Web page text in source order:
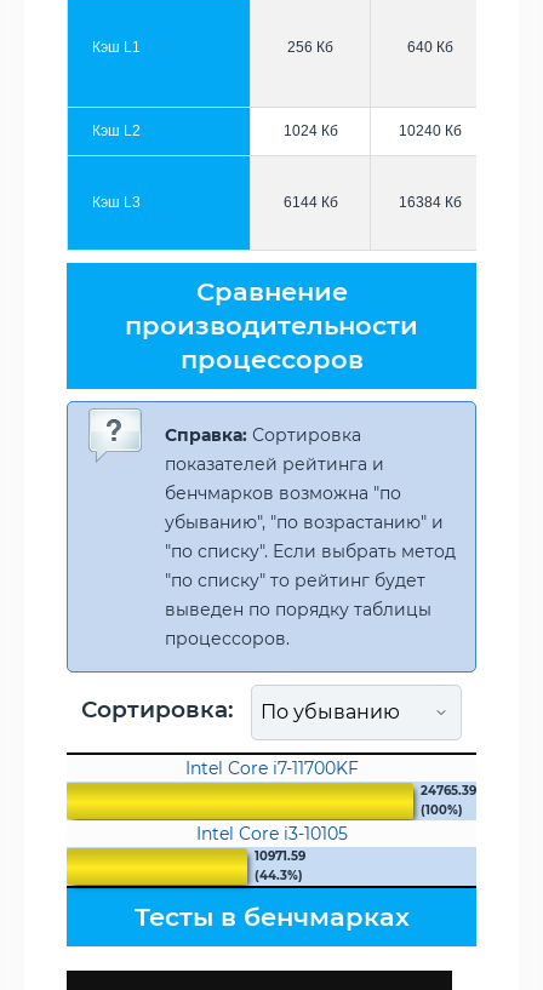
Кэш L1 256 Кб 640 Кб
Кэш L2 1024 Кб 10240 Кб
Кэш L3 6144 Кб 16384 Кб
Сравнение
производительности
процессоров
Справка: Сортировка
показателей рейтинга и
бенчмарков возможна "по
убыванию", "по возрастанию" и
"по списку". Если выбрать метод
"по списку" то рейтинг будет
выведен по порядку таблицы
процессоров.
Сортировка:
Intel Core i7-11700KF
24765.39
(100%)
Intel Core i3-10105
10971.59
(44.3%)
Тесты в бенчмарках